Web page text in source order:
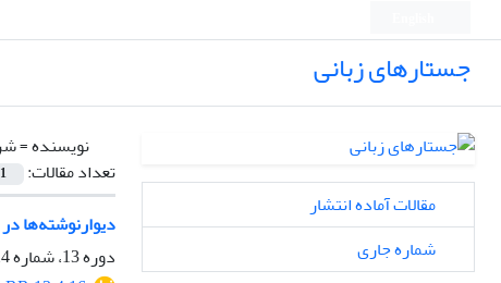
جستارهای زبانی
نویسنده =
تعداد مقالات:
1
دیوارنوشته‌ها
دوره 13، شماره 4، پاییز 1401، صفحه
مقالات آماده انتشار
شماره جاری